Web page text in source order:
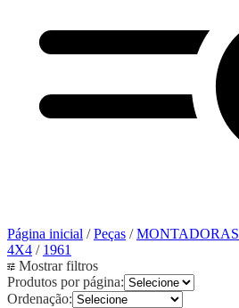
Página inicial /Peças /MONTADORAS
4X4 / 1961
Mostrar filtros
Produtos por página:
Ordenação: